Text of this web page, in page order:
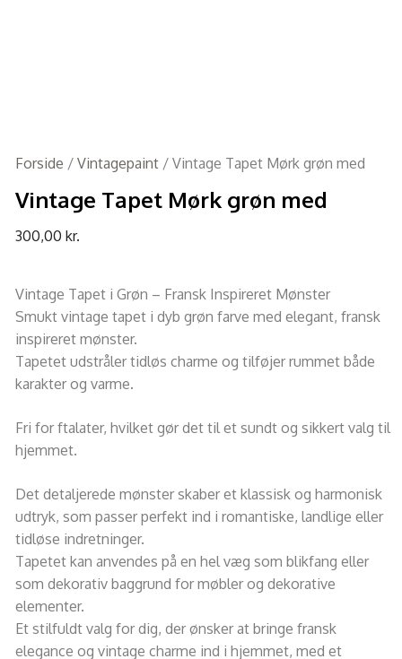
Forside / Vintagepaint/ Vintage Tapet Mørk grøn med
Vintage Tapet Mørk grøn med
300,00 kr.
Vintage Tapet i Grøn – Fransk Inspireret Mønster
Smukt vintage tapet i dyb grøn farve med elegant, fransk
inspireret mønster.
Tapetet udstråler tidløs charme og tilføjer rummet både
karakter og varme.
Fri for ftalater, hvilket gør det til et sundt og sikkert valg til
hjemmet.
Det detaljerede mønster skaber et klassisk og harmonisk
udtryk, som passer perfekt ind i romantiske, landlige eller
tidløse indretninger.
Tapetet kan anvendes på en hel væg som blikfang eller
som dekorativ baggrund for møbler og dekorative
elementer.
Et stilfuldt valg for dig, der ønsker at bringe fransk
elegance og vintage charme ind i hjemmet, med et